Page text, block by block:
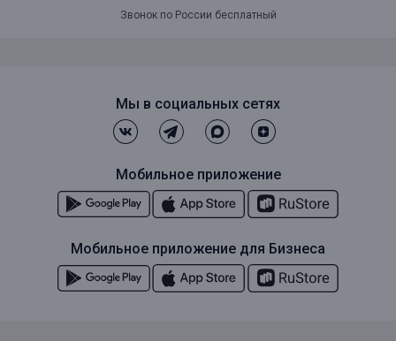
Звонок по России бесплатный
Мы в социальных сетях
Мобильное приложение
Мобильное приложение для Бизнеса